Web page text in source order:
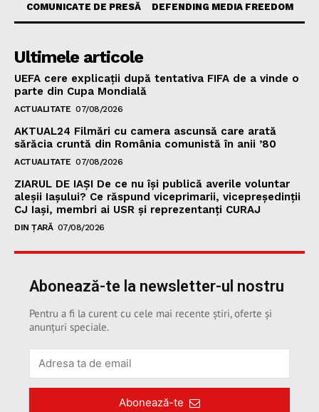
COMUNICATE DE PRESĂ DEFENDING MEDIA FREEDOM
Ultimele articole
UEFA cere explicații după tentativa FIFA de a vinde o
parte din Cupa Mondială
ACTUALITATE 07/08/2026
AKTUAL24 Filmări cu camera ascunsă care arată
sărăcia cruntă din România comunistă în anii ’80
ACTUALITATE 07/08/2026
ZIARUL DE IAȘI De ce nu își publică averile voluntar
aleșii Iașului? Ce răspund viceprimarii, vicepreședinții
CJ Iași, membri ai USR și reprezentanți CURAJ
DIN ȚARĂ 07/08/2026
Abonează-te la newsletter-ul nostru
Pentru a fi la curent cu cele mai recente știri, oferte și
anunțuri speciale.
Abonează-te